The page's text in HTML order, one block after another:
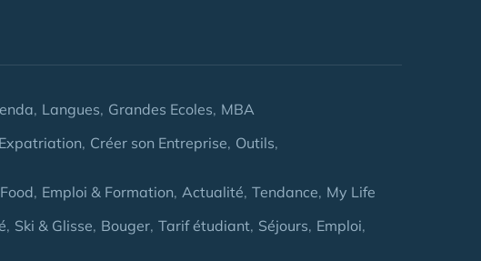
Langues Grandes Ecoles MBA
Expatriation Créer son Entreprise Outils
Emploi & Formation Actualité Tendance My Life
Ski & Glisse Bouger Tarif étudiant Séjours Emploi